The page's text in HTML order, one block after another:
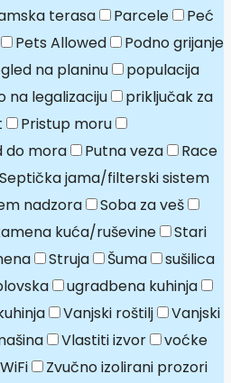
terasa Parcele
Peć
Pets Allowed
Podno grijanje
na planinu
populacija
na legalizaciju
priključak za
Pristup moru
do mora Putna veza
Race
Septička jama/filterski sistem
nadzora
Soba za veš
kuća/ruševine
Stari
Struja Šuma
sušilica
ugradbena kuhinja
Vanjski roštilj
Vanjski
Vlastiti izvor
voćke
WiFi Zvučno izolirani prozori